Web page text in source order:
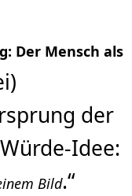
Der Mensch als
der
Idee:
Bild.“